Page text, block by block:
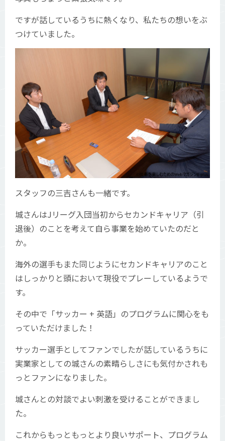
ですが話しているうちに熱くなり、私たちの想いをぶ
つけていました。
スタッフの三吉さんも一緒です。
城さんはJリーグ入団当初からセカンドキャリア（引
退後）のことを考えて自ら事業を始めていたのだと
か。
海外の選手もまた同じようにセカンドキャリアのこと
はしっかりと頭において現役でプレーしているようで
す。
その中で「サッカー + 英語」のプログラムに関心をも
っていただけました！
サッカー選手としてファンでしたが話しているうちに
実業家としての城さんの素晴らしさにも気付かされも
っとファンになりました。
城さんとの対談でよい刺激を受けることができまし
た。
これからもっともっとより良いサポート、プログラム